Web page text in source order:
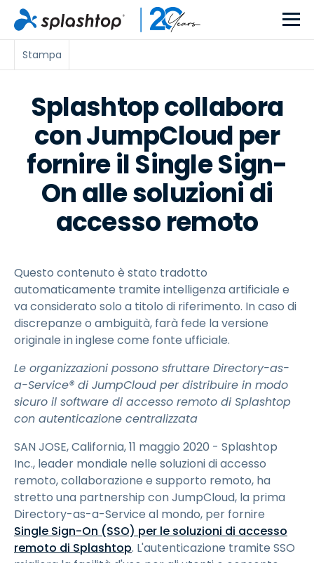
Stampa
Splashtop collabora
con JumpCloud per
fornire il Single Sign-
On alle soluzioni di
accesso remoto
Questo contenuto è stato tradotto
automaticamente tramite intelligenza artificiale e
va considerato solo a titolo di riferimento. In caso di
discrepanze o ambiguità, farà fede la versione
originale in inglese come fonte ufficiale.
Le organizzazioni possono sfruttare Directory-as-
a-Service® di JumpCloud per distribuire in modo
sicuro il software di accesso remoto di Splashtop
con autenticazione centralizzata
SAN JOSE, California, 11 maggio 2020 - Splashtop
Inc., leader mondiale nelle soluzioni di accesso
remoto, collaborazione e supporto remoto, ha
stretto una partnership con JumpCloud, la prima
Directory-as-a-Service al mondo, per fornire
Single Sign-On (SSO) per le soluzioni di accesso
remoto di Splashtop. L'autenticazione tramite SSO